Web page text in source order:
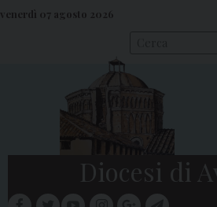
S
venerdì 07 agosto 2026
Diocesi di